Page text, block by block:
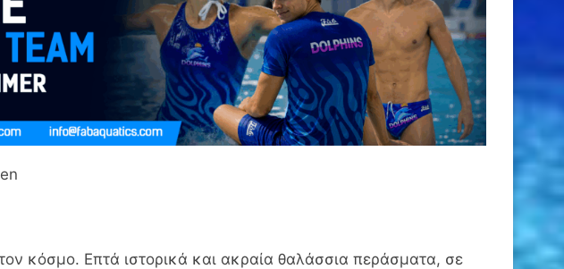
κόσμο. Επτά ιστορικά και ακραία θαλάσσια περάσματα, σε